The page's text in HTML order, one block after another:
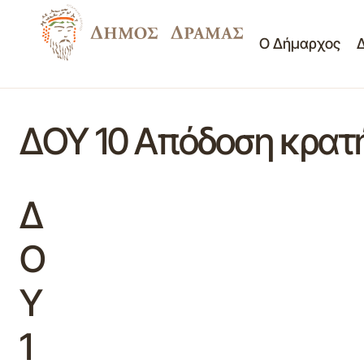
Ο Δήμαρχος
ΔΟΥ 10 Απόδοση
Δ
Ο
Υ
1